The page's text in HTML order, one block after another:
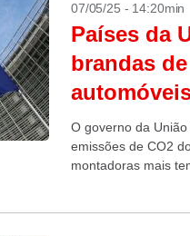
07/05/25 - 14:20min
Países da
brandas
O governo da
emissões de CO2
montadoras mais